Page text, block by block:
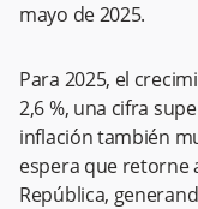
mayo de 2025.
Para 2025, el
2,6 %, una cifra
inflación también
espera que retorne
República,